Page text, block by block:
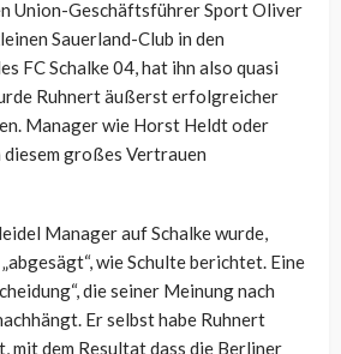
Union-Geschäftsführer Sport Oliver
Sauerland-Club in den
FC Schalke 04, hat ihn also quasi
Ruhnert äußerst erfolgreicher
Manager wie Horst Heldt oder
großes Vertrauen
Manager auf Schalke wurde,
wie Schulte berichtet. Eine
die seiner Meinung nach
Er selbst habe Ruhnert
mit dem Resultat dass die Berliner